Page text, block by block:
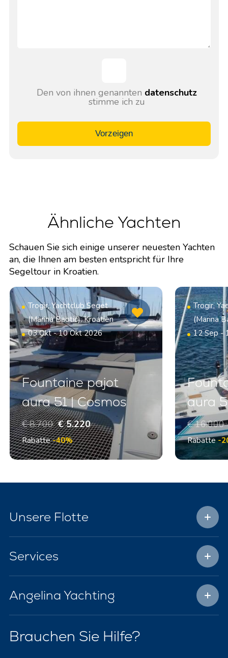
Den von ihnen genannten datenschutz
stimme ich zu
Vorzeigen
Ähnliche Yachten
Schauen Sie sich einige unserer neuesten Yachten
an, die Ihnen am besten entspricht für Ihre
Segeltour in Kroatien.
Trogir, Yachtclub Seget
(Marina Baotić), Kroatien
03 Okt - 10 Okt 2026
Fountaine pajot
aura 51 | Cosmos
€ 8.700 € 5.220
Rabatte-40%
Trogir,
(Marina
12 Sep -
aura
€ 16.000
Rabatte-
Unsere Flotte
Services
Angelina Yachting
Brauchen Sie Hilfe?